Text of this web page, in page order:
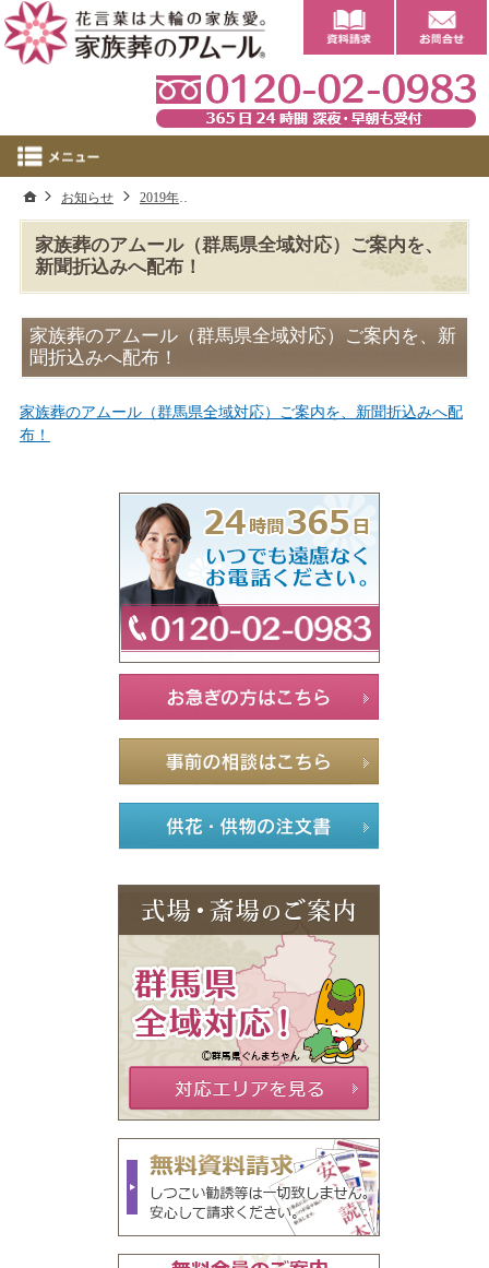
家族葬のアムール（群馬県全域対応）ご案内を、
新聞折込みへ配布！
家族葬のアムール（群馬県全域対応）ご案内を、新
聞折込みへ配布！
家族葬のアムール（群馬県全域対応）ご案内を、新聞折込みへ配
布！
ホーム
お知らせ 2019年